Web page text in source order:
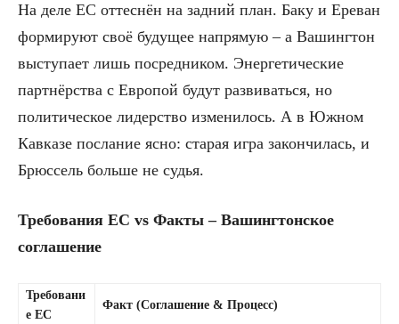
На деле ЕС оттеснён на задний план. Баку и Ереван
формируют своё будущее напрямую – а Вашингтон
выступает лишь посредником. Энергетические
партнёрства с Европой будут развиваться, но
политическое лидерство изменилось. А в Южном
Кавказе послание ясно: старая игра закончилась, и
Брюссель больше не судья.
Требования ЕС vs Факты – Вашингтонское
соглашение
Требовани
е ЕС
Факт (Соглашение & Процесс)